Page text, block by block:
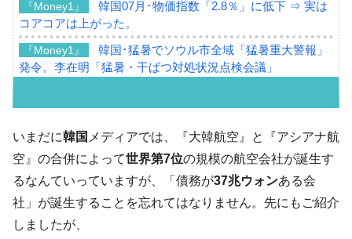
『Money1』
韓国07月･物価指数「2.8％」に低下 ⇒ 実は
コアコアは上がった。
『Money1』
韓国･猛暑でソウル市全域「猛暑重大警報」
発令。李在明「猛暑・干ばつ対処状況点検会議」
07月販売台数は去年のほぼ半分「71台」しか売れなかっ
た。『起亜』は9台だけ
『Money1』
韓国「信用赦免を何回やっても、何回やっ
落！
韓国K9専用砲弾･装薬自動供給装甲車両･珍
兵器「K10」が改良に乗り出す。
いまだに韓国 メディアでは、『大韓航空』と『アシアナ航
空』の合併によって世界第7位の規模の航空会社が誕生す
るなんていっていますが、「債務が37兆ウォンある会
社」が誕生することを忘れてはなりません。先にもご紹介
しましたが、